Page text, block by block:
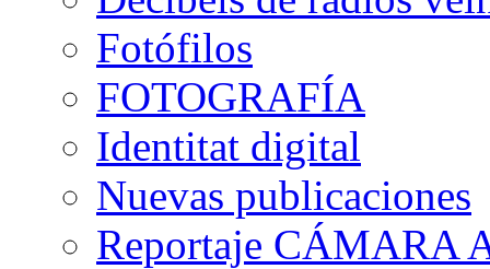
Fotófilos
FOTOGRAFÍA
Identitat digital
Nuevas publicaciones
Reportaje CÁMARA